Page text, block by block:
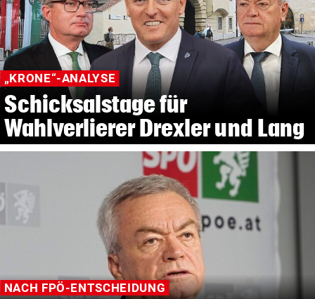
„KRONE“-ANALYSE
Schicksalstage für
Wahlverlierer Drexler und Lang
NACH FPÖ-ENTSCHEIDUNG